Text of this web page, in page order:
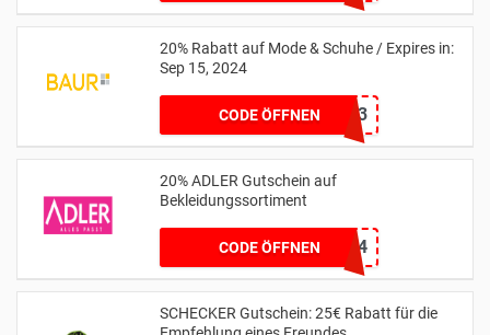
20% Rabatt auf Mode & Schuhe / Expires in:
Sep 15, 2024
CODE ÖFFNEN11173
20% ADLER Gutschein auf
Bekleidungssortiment
CODE ÖFFNENA2124
SCHECKER Gutschein: 25€ Rabatt für die